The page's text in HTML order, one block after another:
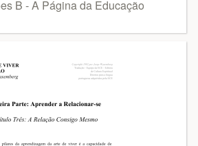
B - A Página da Educação